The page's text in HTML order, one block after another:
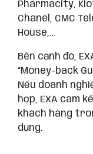
Pharmacity,
Chanel, CMC
House,...
Bên cạnh đó,
“Money-back
Nếu doanh
hợp, EXA cam
khách hàng
dụng.